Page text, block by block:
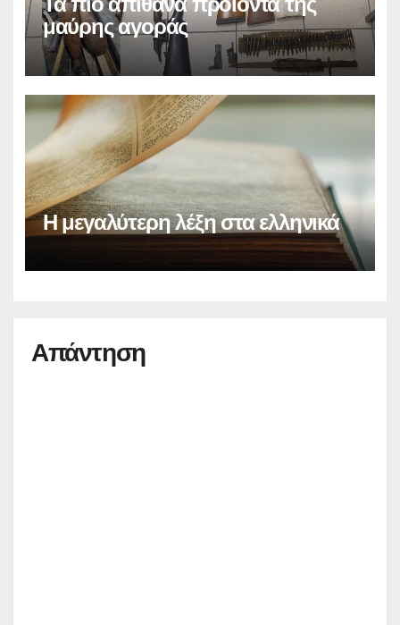
μαύρης αγοράς
Η μεγαλύτερη λέξη στα ελληνικά
Απάντηση